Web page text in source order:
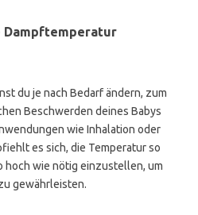
du je nach Bedarf ändern, zum
Beschwerden deines Babys
wie Inhalation oder
es sich, die Temperatur so
hoch wie nötig einzustellen, um
gewährleisten.